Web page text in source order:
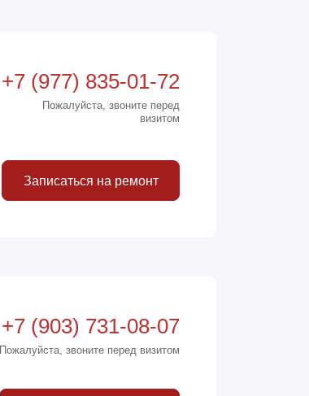
+7 (977) 835-01-72
Пожалуйста, звоните перед
визитом
Записаться на ремонт
+7 (903) 731-08-07
Пожалуйста, звоните перед визитом